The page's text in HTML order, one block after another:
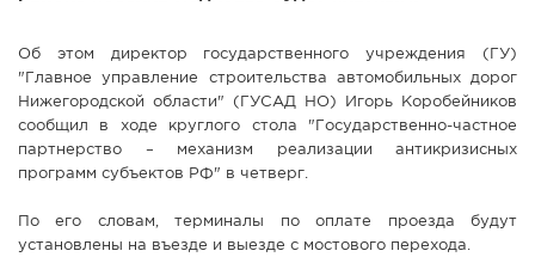
СТАТЬИ
ГОЛОСОВАНИЯ
ПРЕДЛОЖИТЬ НОВОСТЬ
Об этом директор государственного учреждения (ГУ)
"Главное управление строительства автомобильных дорог
Нижегородской области" (ГУСАД НО) Игорь Коробейников
сообщил в ходе круглого стола "Государственно-частное
партнерство – механизм реализации антикризисных
программ субъектов РФ" в четверг.
По его словам, терминалы по оплате проезда будут
установлены на въезде и выезде с мостового перехода.